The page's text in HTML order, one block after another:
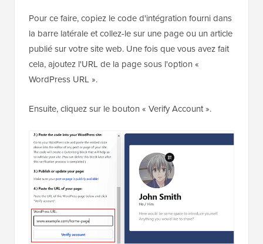
Pour ce faire, copiez le code d'intégration fourni dans
la barre latérale et collez-le sur une page ou un article
publié sur votre site web. Une fois que vous avez fait
cela, ajoutez l'URL de la page sous l'option «
WordPress URL ».
Ensuite, cliquez sur le bouton « Verify Account ».